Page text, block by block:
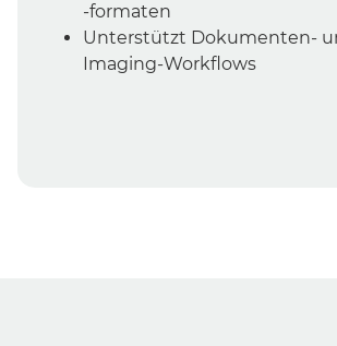
-formaten
Unterstützt Dokumenten-
Imaging-Workflows